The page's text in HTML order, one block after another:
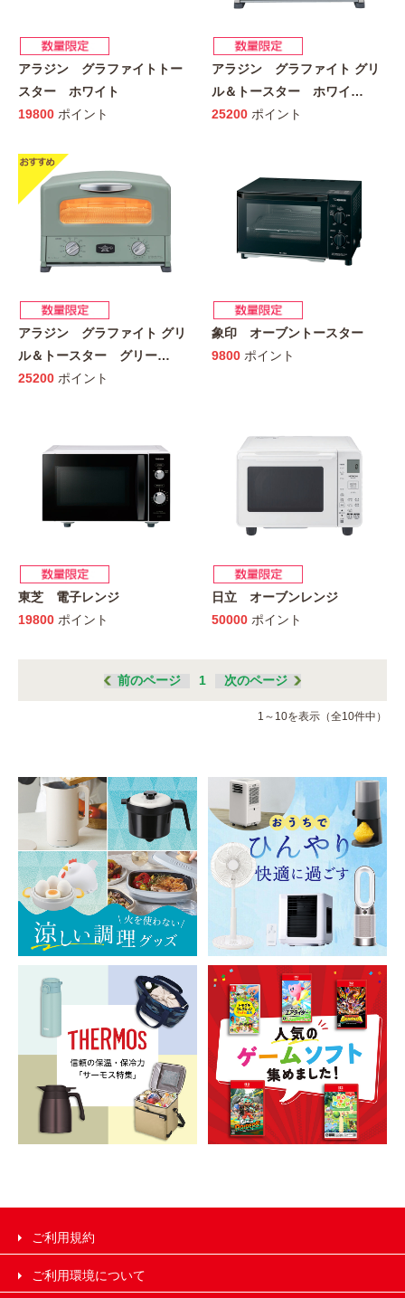
アラジン グラファイトトー
スター ホワイト
19800 ポイント
アラジン グラファイト グリ
ル＆トースター ホワイ…
25200 ポイント
アラジン グラファイト グリ
ル＆トースター グリー…
25200 ポイント
象印 オーブントースター
9800 ポイント
東芝 電子レンジ
19800 ポイント
日立 オーブンレンジ
50000 ポイント
前のページ 1 次のページ
1～10を表示（全10件中）
ご利用規約
ご利用環境について